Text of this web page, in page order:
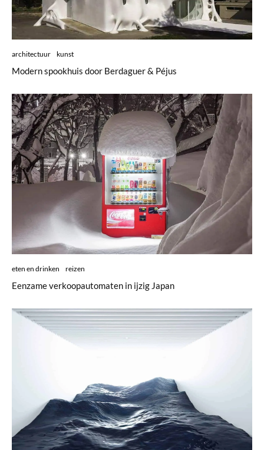
architectuur kunst
Modern spookhuis door Berdaguer & Péjus
eten en drinken reizen
Eenzame verkoopautomaten in ijzig Japan